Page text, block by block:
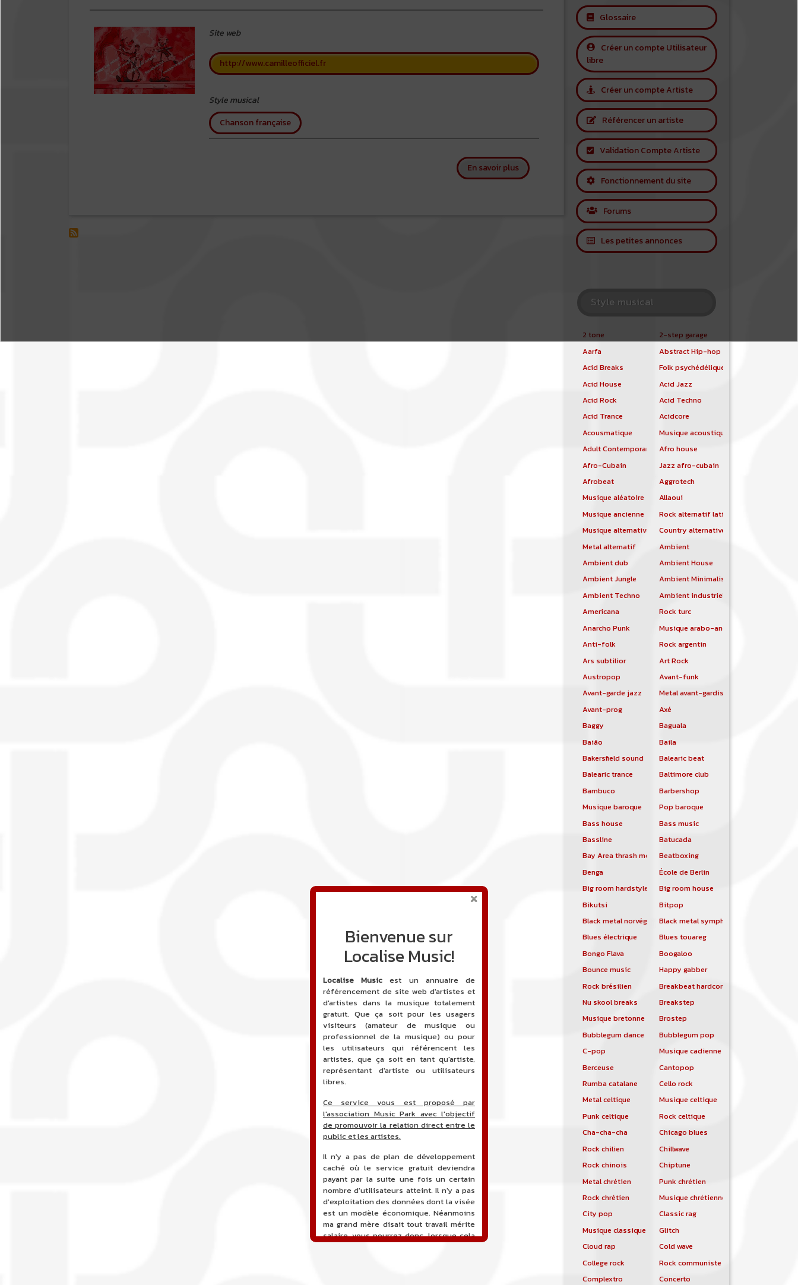
Site web
http://www.camilleofficiel.fr
Style musical
Chanson française
En savoir plussur Camille
Glossaire
Créer un compte Utilisateur
libre
Créer un compte Artiste
Référencer un artiste
Validation Compte Artiste
Fonctionnement du site
Forums
Les petites annonces
Style musical
2 tone
2-step garage
Aarfa
Abstract Hip-hop
Acid Breaks
Folk psychédélique
Acid House
Acid Jazz
Acid Rock
Acid Techno
Acid Trance
Acidcore
Acousmatique
Musique acoustique
Adult Contemporary
Afro house
Afro-Cubain
Jazz afro-cubain
Afrobeat
Aggrotech
Musique aléatoire
Allaoui
Musique ancienne
Rock alternatif latino
Musique alternative
Country alternative
Metal alternatif
Ambient
Ambient dub
Ambient House
Ambient Jungle
Ambient Minimalist
Ambient Techno
Ambient industriel
Americana
Rock turc
Anarcho Punk
Musique arabo-andalouse
Anti-folk
Rock argentin
Ars subtilior
Art Rock
Austropop
Avant-funk
Avant-garde jazz
Metal avant-gardiste
Avant-prog
Axé
Baggy
Baguala
Baião
Baila
Bakersfield sound
Balearic beat
Balearic trance
Baltimore club
Bambuco
Barbershop
Musique baroque
Pop baroque
Bass house
Bass music
Bassline
Batucada
Bay Area thrash metal Beatboxing
Benga
École de Berlin
Big room hardstyle
Big room house
Bikutsi
Bitpop
Black metal norvégien
Black metal symphonique
Blues électrique
Blues touareg
Bongo Flava
Boogaloo
Bounce music
Happy gabber
Rock brésilien
Breakbeat hardcore
Nu skool breaks
Breakstep
Musique bretonne
Brostep
Bubblegum dance
Bubblegum pop
C-pop
Musique cadienne
Berceuse
Cantopop
Rumba catalane
Cello rock
Metal celtique
Musique celtique
Punk celtique
Rock celtique
Cha-cha-cha
Chicago blues
Rock chilien
Chillwave
Rock chinois
Chiptune
Metal chrétien
Punk chrétien
Rock chrétien
Musique chrétienne contemporaine
City pop
Classic rag
Musique classique
Glitch
Cloud rap
Cold wave
College rock
Rock communiste
Complextro
Concerto
Bienvenue sur
Localise Music!
Localise Music est un annuaire de
référencement de site web d'artistes et
d'artistes dans la musique totalement
gratuit. Que ça soit pour les usagers
visiteurs (amateur de musique ou
professionnel de la musique) ou pour
les utilisateurs qui référencent les
artistes, que ça soit en tant qu'artiste,
représentant d'artiste ou utilisateurs
libres.
Ce service vous est proposé par
l'association Music Park avec l'objectif
de promouvoir la relation direct entre le
public et les artistes.
Il n'y a pas de plan de développement
caché où le service gratuit deviendra
payant par la suite une fois un certain
nombre d'utilisateurs atteint. Il n'y a pas
d'exploitation des données dont la visée
est un modèle économique. Néanmoins
ma grand mère disait tout travail mérite
salaire, vous pourrez donc, lorsque cela